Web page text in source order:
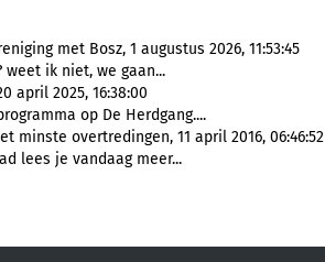
met Bosz, 1 augustus 2026, 11:53:45
weet ik niet, we gaan...
april 2025, 16:38:00
op De Herdgang....
minste overtredingen, 11 april 2016, 06:46:52
lees je vandaag meer...